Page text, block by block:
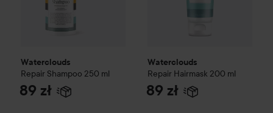
Waterclouds
Repair Shampoo 250 ml
89 zł
Waterclouds
Repair Hairmask 200 ml
89 zł